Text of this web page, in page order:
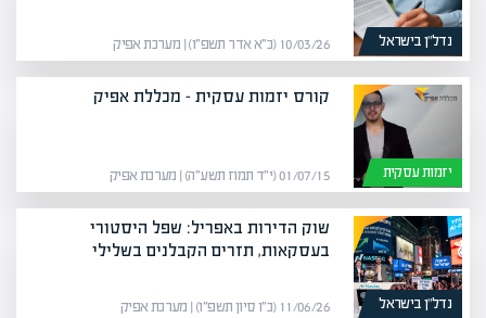
נדל”ן בישראל 10/03/26 (כ״א אדר תשפ״ו) | מערכת אפיק
יזמות עסקית
קורס יזמות עסקית – מכללת אפיק
01/07/15 (י״ד תמוז תשע״ה) | מערכת אפיק
נדל”ן בישראל
שוק הדירות באפריל: שפל היסטורי
בעסקאות, תזרים הקבלנים בשלילי
11/06/26 (כ״ו סיון תשפ״ו) | מערכת אפיק